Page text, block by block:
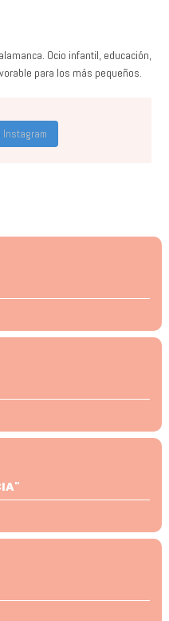
Ocio infantil, educación,
para los más pequeños.
Instagram